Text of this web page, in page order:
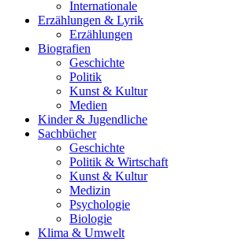
Internationale
Erzählungen & Lyrik
Erzählungen
Biografien
Geschichte
Politik
Kunst & Kultur
Medien
Kinder & Jugendliche
Sachbücher
Geschichte
Politik & Wirtschaft
Kunst & Kultur
Medizin
Psychologie
Biologie
Klima & Umwelt